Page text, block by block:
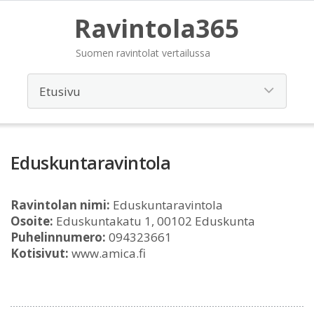
Ravintola365
Suomen ravintolat vertailussa
Eduskuntaravintola
Ravintolan nimi: Eduskuntaravintola
Osoite: Eduskuntakatu 1, 00102 Eduskunta
Puhelinnumero: 094323661
Kotisivut: www.amica.fi